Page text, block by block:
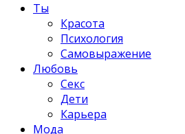
Ты
Красота
Психология
Самовыражение
Любовь
Секс
Дети
Карьера
Мода